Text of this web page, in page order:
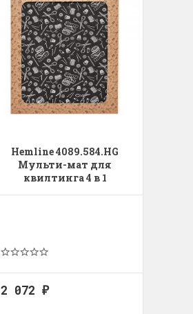
Hemline 4089.584.HG
Мульти-мат для
квилтинга 4 в 1
2 072 ₽